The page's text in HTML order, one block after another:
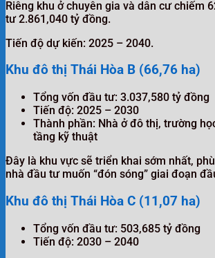
Riêng khu ở chuyên gia và dân cư chiếm
tư 2.861,040 tỷ đồng.
Tiến độ dự kiến: 2025 – 2040.
Khu đô thị Thái Hòa B (66,76 ha)
Tổng vốn đầu tư: 3.037,580 tỷ đồng
Tiến độ: 2025 – 2030
Thành phần: Nhà ở đô thị, trường
tầng kỹ thuật
Đây là khu vực sẽ triển khai sớm nhất,
nhà đầu tư muốn “đón sóng” giai đoạn
Khu đô thị Thái Hòa C (11,07 ha)
Tổng vốn đầu tư: 503,685 tỷ đồng
Tiến độ: 2030 – 2040